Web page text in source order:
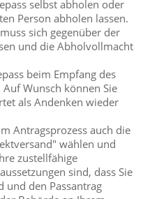
selbst abholen oder
Person abholen lassen.
sich gegenüber der
und die Abholvollmacht
beim Empfang des
Wunsch können Sie
als Andenken wieder
Antragsprozess auch die
wählen und
zustellfähige
sind, dass Sie
und den Passantrag